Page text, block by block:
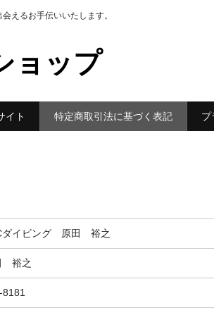
えるお手伝いいたします。
ョップ
イト 特定商取引法に基づく表記 プ
ダイビング 原田 裕之
裕之